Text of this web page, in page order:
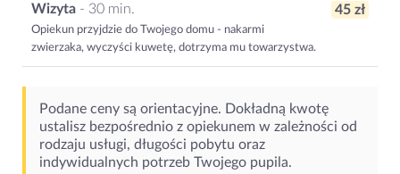
Wizyta - 30 min.
Opiekun przyjdzie do Twojego domu - nakarmi
zwierzaka, wyczyści kuwetę, dotrzyma mu towarzystwa.
45 zł
Podane ceny są orientacyjne. Dokładną kwotę
ustalisz bezpośrednio z opiekunem w zależności od
rodzaju usługi, długości pobytu oraz
indywidualnych potrzeb Twojego pupila.